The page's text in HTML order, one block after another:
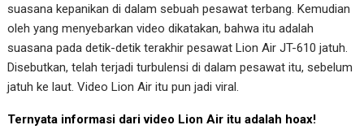
suasana kepanikan di dalam sebuah pesawat terbang. Kemudian
oleh yang menyebarkan video dikatakan, bahwa itu adalah
suasana pada detik-detik terakhir pesawat Lion Air JT-610 jatuh.
Disebutkan, telah terjadi turbulensi di dalam pesawat itu, sebelum
jatuh ke laut. Video Lion Air itu pun jadi viral.
Ternyata informasi dari video Lion Air itu adalah hoax!